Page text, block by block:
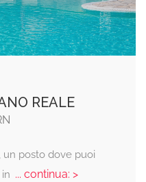
REALE
un posto dove puoi
... continua: >